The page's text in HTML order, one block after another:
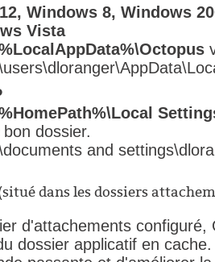
Windows 8, Windows
Vista
dossier.
and
dans les dossiers
d'attachements
dossier applicatif en